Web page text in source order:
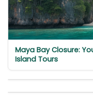
Maya Bay Closure:
Island Tours